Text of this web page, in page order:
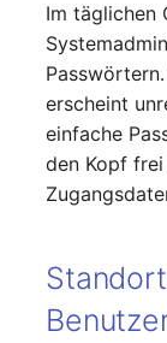
Im täglichen
erscheint
einfache
den Kopf